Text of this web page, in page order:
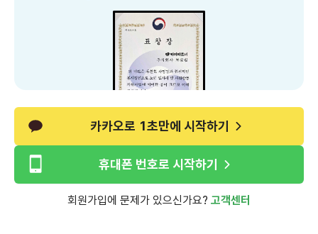
카카오로 1초만에 시작하기
휴대폰 번호로 시작하기
회원가입에 문제가 있으신가요? 고객센터